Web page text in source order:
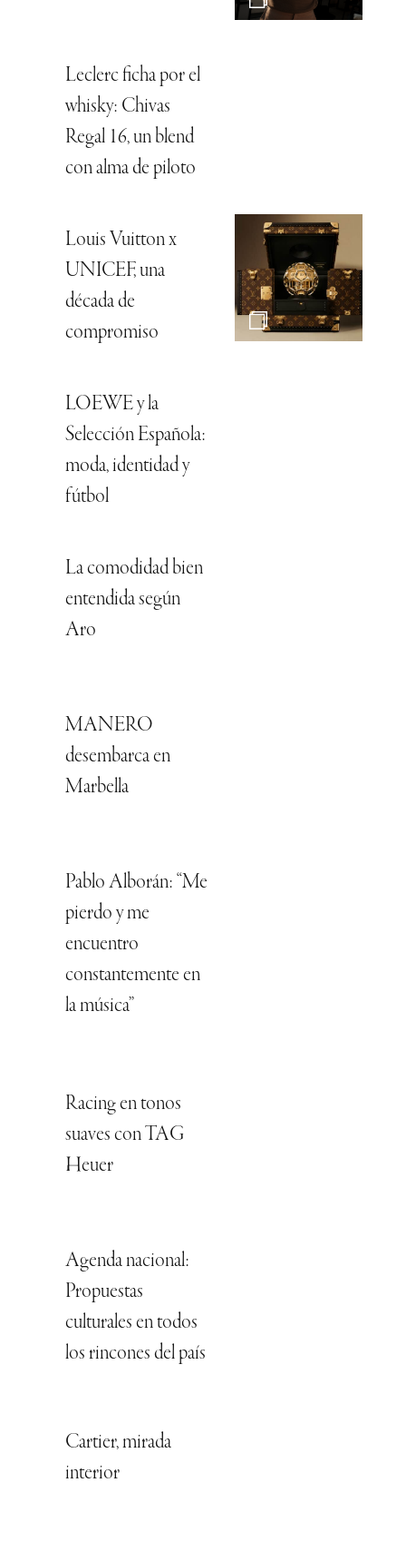
Leclerc ficha por el
whisky: Chivas
Regal 16, un blend
con alma de piloto
Louis Vuitton x
UNICEF, una
década de
compromiso
LOEWE y la
Selección Española:
moda, identidad y
fútbol
La comodidad bien
entendida según
Aro
MANERO
desembarca en
Marbella
Pablo Alborán: “Me
pierdo y me
encuentro
constantemente en
la música”
Racing en tonos
suaves con TAG
Heuer
Agenda nacional:
Propuestas
culturales en todos
los rincones del país
Cartier, mirada
interior